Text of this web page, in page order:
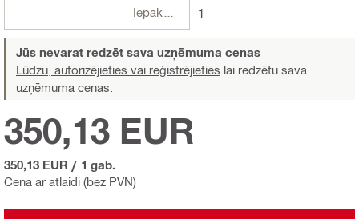
1
Jūs nevarat redzēt sava uzņēmuma cenas
Lūdzu, autorizējieties vai reģistrējieties lai redzētu sava
uzņēmuma cenas.
Cena ar atlaidi (bez PVN)
350,13 EUR
350,13 EUR / 1 gab.